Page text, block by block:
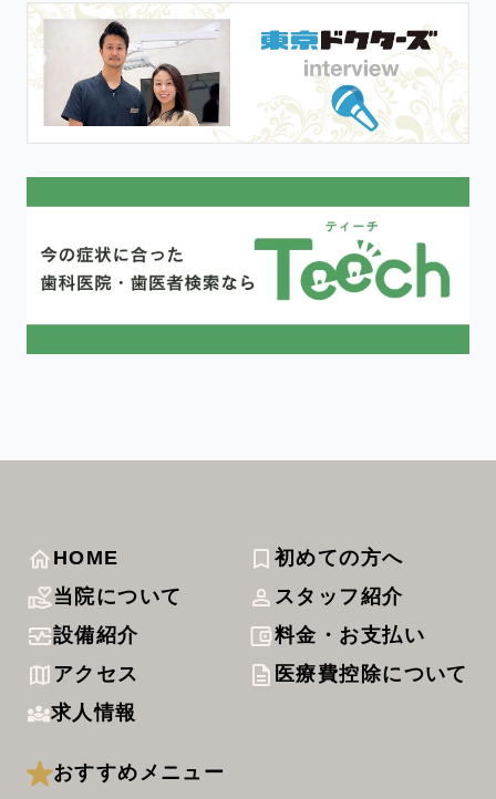
HOME
初めての方へ
当院について
スタッフ紹介
設備紹介
料金・お支払い
アクセス
医療費控除について
求人情報
おすすめメニュー